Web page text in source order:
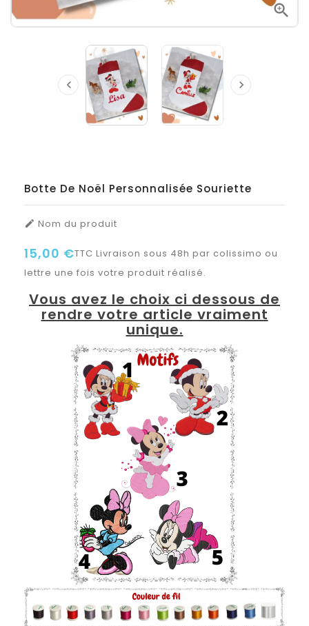

 
Botte De Noël Personnalisée Souriette
 Nom du produit
15,00 €TTC Livraison sous 48h par colissimo ou
lettre une fois votre produit réalisé.
Vous avez le choix ci dessous de
rendre votre article vraiment
unique.